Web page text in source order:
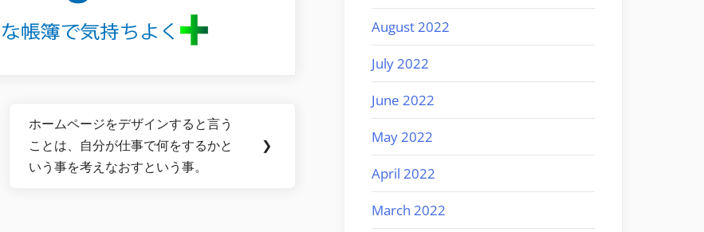
Next
Post:
ホームページをデザインすると言う
ことは、自分が仕事で何をするかと
いう事を考えなおすという事。
❯
August 2022
July 2022
June 2022
May 2022
April 2022
March 2022